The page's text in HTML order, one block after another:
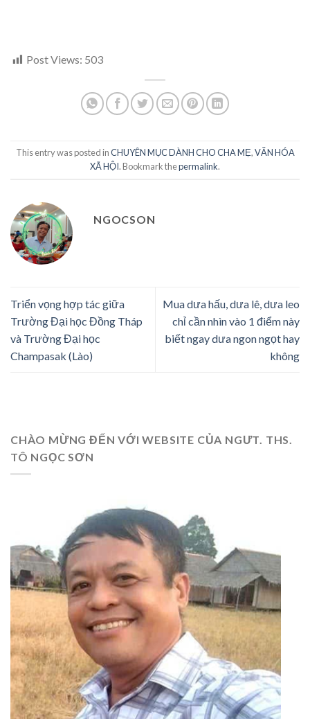
Post Views: 503
This entry was posted inCHUYÊN MỤC DÀNH CHO CHA MẸ,VĂN HÓA
XÃ HỘI. Bookmark thepermalink.
NGOCSON
Triển vọng hợp tác giữa
Trường Đại học Đồng Tháp
và Trường Đại học
Champasak (Lào)
Mua dưa hấu, dưa lê, dưa leo
chỉ cần nhìn vào 1 điểm này
biết ngay dưa ngon ngọt hay
không
CHÀO MỪNG ĐẾN VỚI WEBSITE CỦA NGƯT. THS.
TÔ NGỌC SƠN